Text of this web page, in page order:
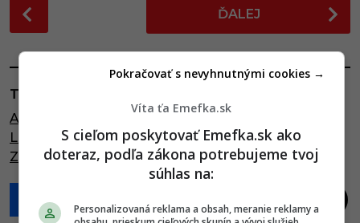
o
t
P
a
g
i
t
ĎALEJ
TAGY:
ANIMAL
LIGER
MEDVEĎ TIGON, WHOLPHIN, ZOO,
ZOOLOGICKÁ ZÁHRADA, ZVIERA
Víta ťa Emefka.sk
S cieľom poskytovať Emefka.sk ako
doteraz, podľa zákona potrebujeme tvoj
súhlas na:
Personalizovaná reklama a obsah, meranie reklamy a
Pokračovať s nevyhnutnými cookies →